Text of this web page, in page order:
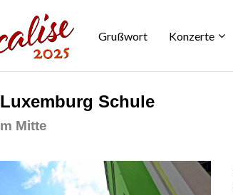
Grußwort Konzerte
Schule
Mitte